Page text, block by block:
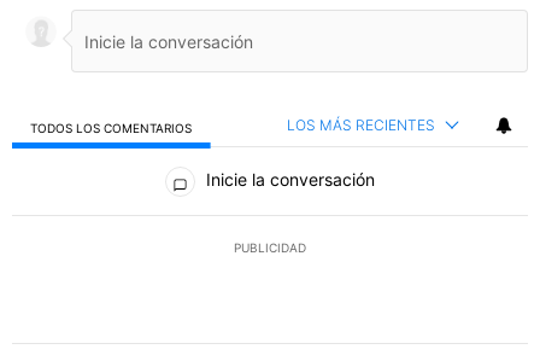
TODOS LOS COMENTARIOS LOS MÁS RECIENTES
Todos los comentarios
Inicie la conversación
PUBLICIDAD